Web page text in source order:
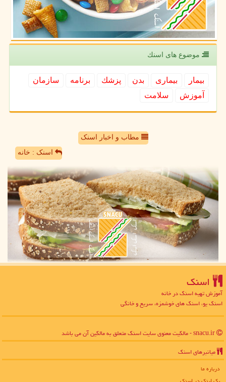
موضوع های اسنك
بیمار بیماری بدن پزشك برنامه
سازمان
آموزش
سلامت
مطاب و اخبار اسنک
اسنک : خانه
اسنك
آموزش تهیه اسنک در خانه
اسنک یو، اسنک های خوشمزه، سریع و خانگی
میانبرهای اسنك
درباره ما